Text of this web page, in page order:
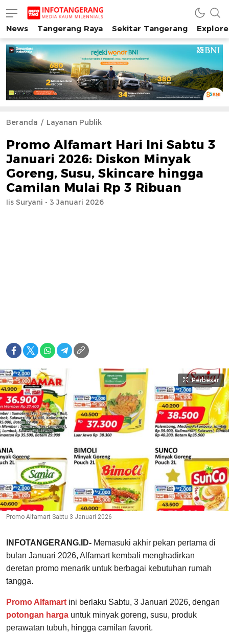
INFO TANGERANG
Media Kaum Millenials Tangerang Raya
News Tangerang Raya Sekitar Tangerang
Beranda Layanan Publik
Promo Alfamart Hari Ini Sabtu 3
Januari 2026: Diskon Minyak
Goreng, Susu, Skincare hingga
Camilan Mulai Rp 3 Ribuan
Iis Suryani - 3 Januari 2026
Perbesar
Promo Alfamart Sabtu 3 Januari 2026
INFOTANGERANG.ID- Memasuki akhir pekan pertama di
bulan Januari 2026, Alfamart kembali menghadirkan
deretan promo menarik untuk berbagai kebutuhan rumah
tangga.
Promo Alfamart ini berlaku Sabtu, 3 Januari 2026, dengan
potongan harga untuk minyak goreng, susu, produk
perawatan tubuh, hingga camilan favorit.